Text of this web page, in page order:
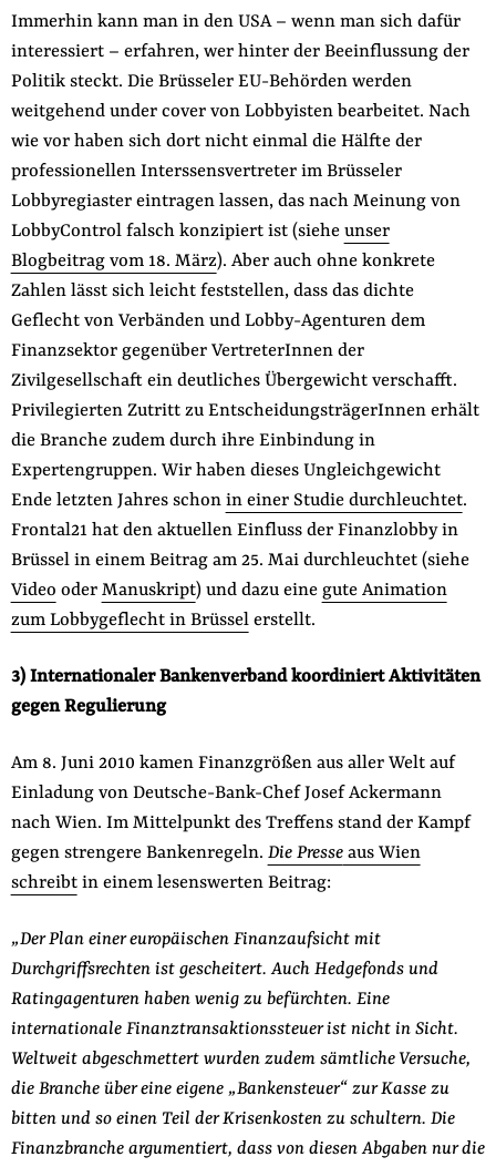
Immerhin kann man in den USA – wenn man sich dafür
interessiert – erfahren, wer hinter der Beeinflussung der
Politik steckt. Die Brüsseler EU-Behörden werden
weitgehend under cover von Lobbyisten bearbeitet. Nach
wie vor haben sich dort nicht einmal die Hälfte der
professionellen Interssensvertreter im Brüsseler
Lobbyregiaster eintragen lassen, das nach Meinung von
LobbyControl falsch konzipiert ist (siehe unser
Blogbeitrag vom 18. März). Aber auch ohne konkrete
Zahlen lässt sich leicht feststellen, dass das dichte
Geflecht von Verbänden und Lobby-Agenturen dem
Finanzsektor gegenüber VertreterInnen der
Zivilgesellschaft ein deutliches Übergewicht verschafft.
Privilegierten Zutritt zu EntscheidungsträgerInnen erhält
die Branche zudem durch ihre Einbindung in
Expertengruppen. Wir haben dieses Ungleichgewicht
Ende letzten Jahres schon in einer Studie durchleuchtet.
Frontal21 hat den aktuellen Einfluss der Finanzlobby in
Brüssel in einem Beitrag am 25. Mai durchleuchtet (siehe
Video oder Manuskript) und dazu eine gute Animation
zum Lobbygeflecht in Brüsselerstellt.
3) Internationaler Bankenverband koordiniert Aktivitäten
gegen Regulierung
Am 8. Juni 2010 kamen Finanzgrößen aus aller Welt auf
Einladung von Deutsche-Bank-Chef Josef Ackermann
nach Wien. Im Mittelpunkt des Treffens stand der Kampf
gegen strengere Bankenregeln. Die Presseaus Wien
schreibtin einem lesenswerten Beitrag:
„Der Plan einer europäischen Finanzaufsicht mit
Durchgriffsrechten ist gescheitert. Auch Hedgefonds und
Ratingagenturen haben wenig zu befürchten. Eine
internationale Finanztransaktionssteuer ist nicht in Sicht.
Weltweit abgeschmettert wurden zudem sämtliche Versuche,
die Branche über eine eigene „Bankensteuer“ zur Kasse zu
bitten und so einen Teil der Krisenkosten zu schultern. Die
Finanzbranche argumentiert, dass von diesen Abgaben nur die